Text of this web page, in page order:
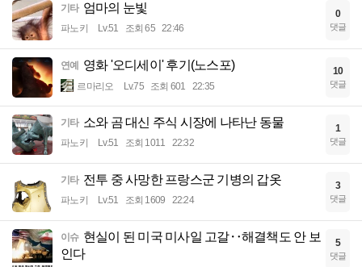
기타 엄마의 눈빛
파노키 Lv.51 조회 65 22:46
0
댓글
연예 영화 '오디세이' 후기(노스포)
르마리오 Lv.75 조회 601 22:35
10
댓글
기타 소와 곰 대신 주식 시장에 나타난 동물
파노키 Lv.51 조회 1011 22:32
1
댓글
기타 전투 중 사망한 프랑스군 기병의 갑옷
파노키 Lv.51 조회 1609 22:24
3
댓글
이슈 현실이 된 미국 미사일 고갈‥해결책도 안 보
인다
5
댓글